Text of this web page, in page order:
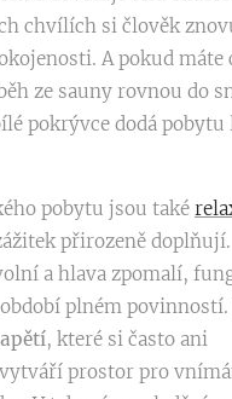
chvílích si člověk
A pokud máte
ze sauny rovnou do
pokrývce dodá pobytu
pobytu jsou také
přirozeně
a hlava zpomalí,
plném povinností.
, které si často ani
prostor pro